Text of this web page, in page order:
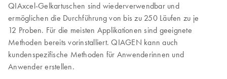
QIAxcel-Gelkartuschen sind wiederverwendbar und
ermöglichen die Durchführung von bis zu 250 Läufen zu je
12 Proben. Für die meisten Applikationen sind geeignete
Methoden bereits vorinstalliert. QIAGEN kann auch
kundenspezifische Methoden für Anwenderinnen und
Anwender erstellen.